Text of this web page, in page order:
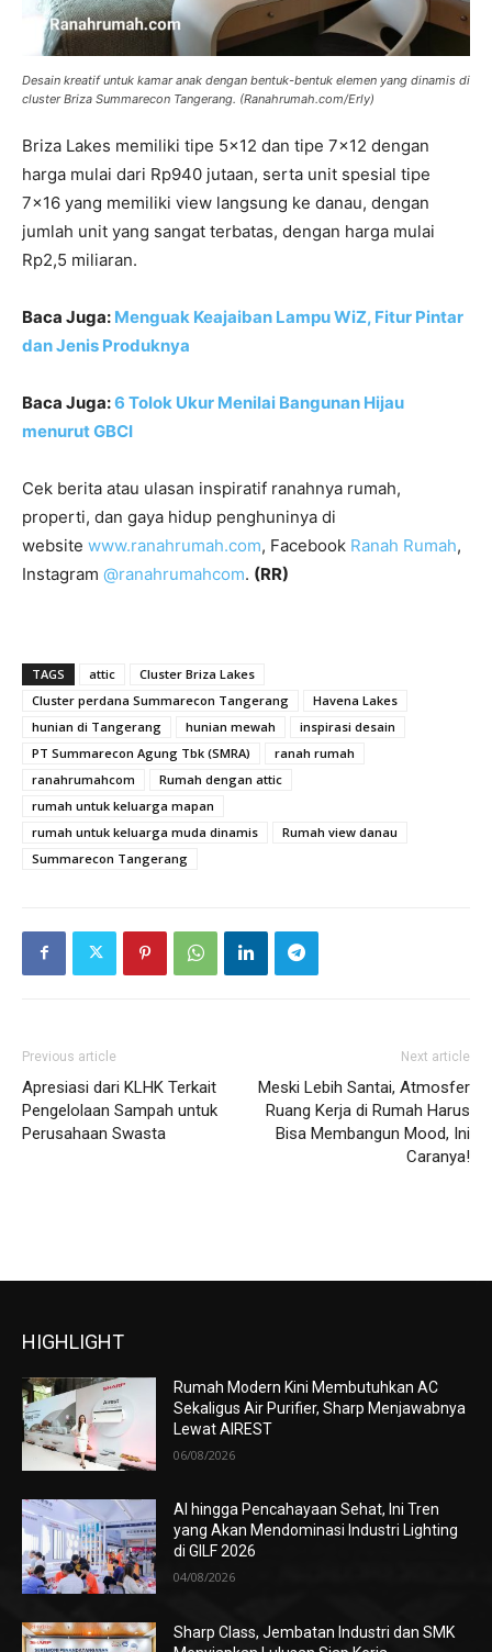
Desain kreatif untuk kamar anak dengan bentuk-bentuk elemen yang dinamis di
cluster Briza Summarecon Tangerang. (Ranahrumah.com/Erly)
Briza Lakes memiliki tipe 5×12 dan tipe 7×12 dengan
harga mulai dari Rp940 jutaan, serta unit spesial tipe
7×16 yang memiliki view langsung ke danau, dengan
jumlah unit yang sangat terbatas, dengan harga mulai
Rp2,5 miliaran.
Baca Juga: Menguak Keajaiban Lampu WiZ, Fitur Pintar
dan Jenis Produknya
Baca Juga:6 Tolok Ukur Menilai Bangunan Hijau
menurut GBCI
Cek berita atau ulasan inspiratif ranahnya rumah,
properti, dan gaya hidup penghuninya di
website www.ranahrumah.com, Facebook Ranah Rumah,
Instagram @ranahrumahcom. (RR)
TAGS attic
Cluster Briza Lakes
Cluster perdana Summarecon Tangerang
Havena Lakes
hunian di Tangerang
hunian mewah
inspirasi desain
PT Summarecon Agung Tbk (SMRA)
ranah rumah
ranahrumahcom
Rumah dengan attic
rumah untuk keluarga mapan
rumah untuk keluarga muda dinamis
Rumah view danau
Summarecon Tangerang
Previous article
Apresiasi dari KLHK Terkait
Pengelolaan Sampah untuk
Perusahaan Swasta
Next article
Meski Lebih Santai, Atmosfer
Ruang Kerja di Rumah Harus
Bisa Membangun Mood, Ini
Caranya!
HIGHLIGHT
Rumah Modern Kini Membutuhkan AC
Sekaligus Air Purifier, Sharp Menjawabnya
Lewat AIREST
06/08/2026
AI hingga Pencahayaan Sehat, Ini Tren
yang Akan Mendominasi Industri Lighting
di GILF 2026
04/08/2026
Sharp Class, Jembatan Industri dan SMK